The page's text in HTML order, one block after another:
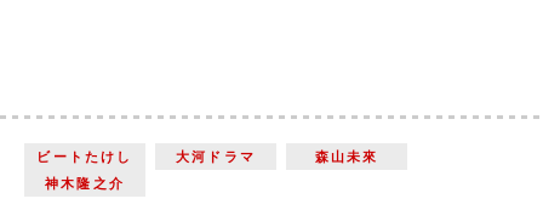
ビートたけし 大河ドラマ
森山未來
神木隆之介